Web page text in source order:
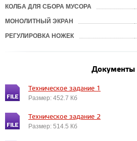
КОЛБА ДЛЯ СБОРА МУСОРА
МОНОЛИТНЫЙ ЭКРАН
РЕГУЛИРОВКА НОЖЕК
Документы
Техническое задание 1
Размер: 452.7 Кб
Техническое задание 2
Размер: 514.5 Кб